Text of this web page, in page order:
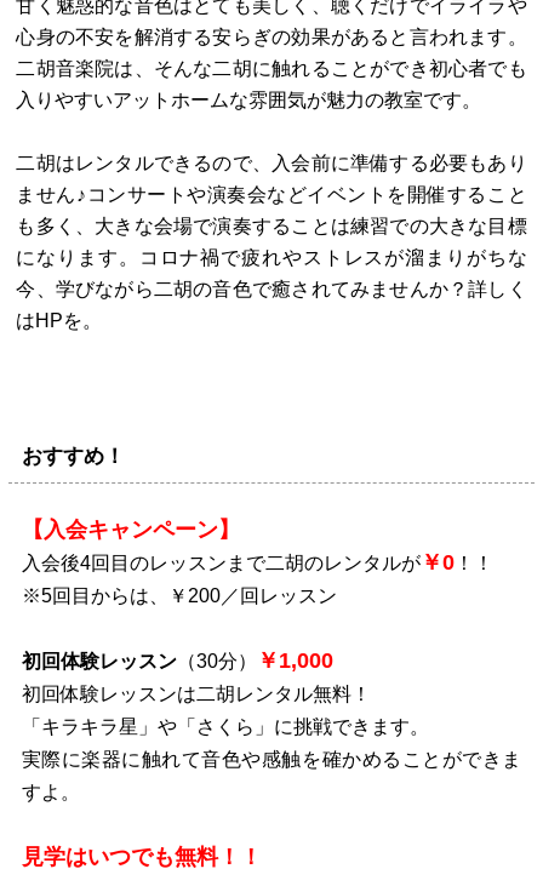
甘く魅惑的な音色はとても美しく、聴くだけでイライラや
心身の不安を解消する安らぎの効果があると言われます。
二胡音楽院は、そんな二胡に触れることができ初心者でも
入りやすいアットホームな雰囲気が魅力の教室です。
二胡はレンタルできるので、入会前に準備する必要もあり
ません♪コンサートや演奏会などイベントを開催すること
も多く、大きな会場で演奏することは練習での大きな目標
になります。コロナ禍で疲れやストレスが溜まりがちな
今、学びながら二胡の音色で癒されてみませんか？詳しく
はHPを。
おすすめ！
【入会キャンペーン】
入会後4回目のレッスンまで二胡のレンタルが￥0！！
※5回目からは、￥200／回レッスン
初回体験レッスン（30分） ￥1,000
初回体験レッスンは二胡レンタル無料！
「キラキラ星」や「さくら」に挑戦できます。
実際に楽器に触れて音色や感触を確かめることができま
すよ。
見学はいつでも無料！！